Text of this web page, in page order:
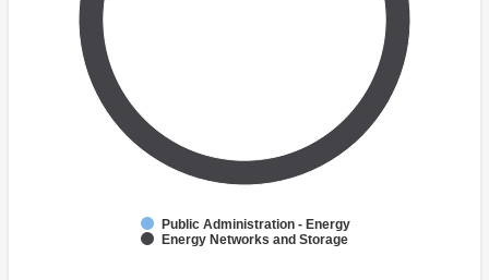
Public Administration - Energy
Energy Networks and Storage